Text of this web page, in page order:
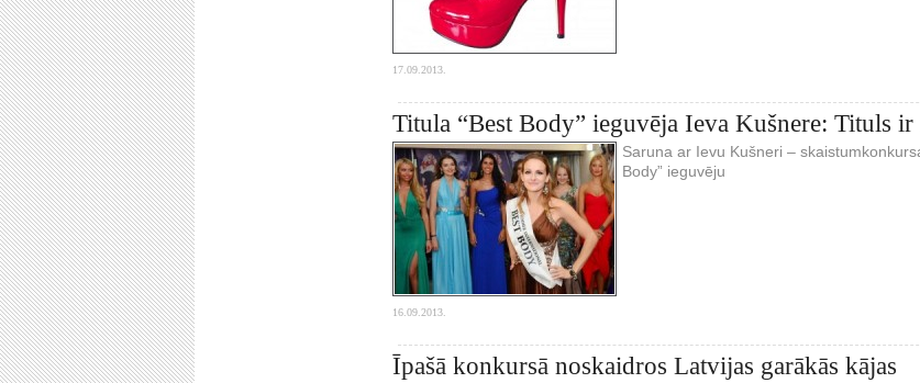
17.09.2013.
Titula “Best Body” ieguvēja Ieva Kušnere: Tituls
Saruna ar Ievu Kušneri –
Body” ieguvēju
16.09.2013.
Īpašā konkursā noskaidros Latvijas garākās kājas